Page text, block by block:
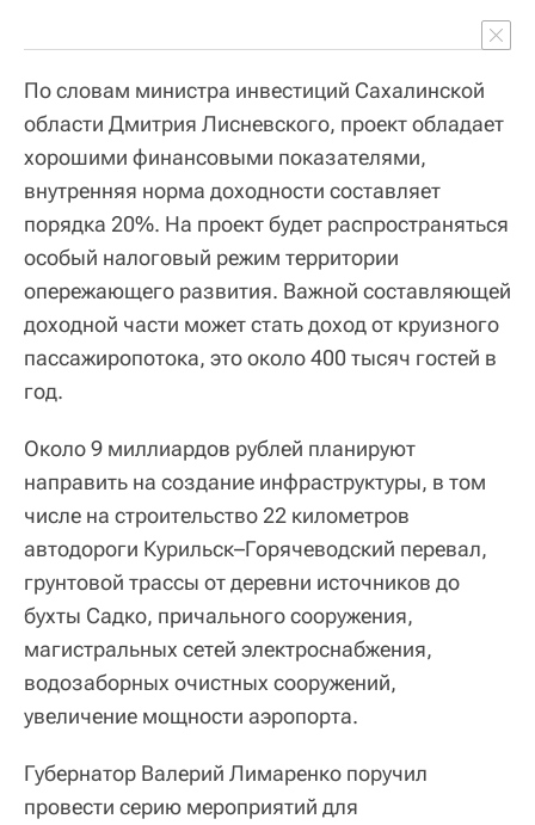
По словам министра инвестиций Сахалинской
области Дмитрия Лисневского, проект обладает
хорошими финансовыми показателями,
внутренняя норма доходности составляет
порядка 20%. На проект будет распространяться
особый налоговый режим территории
опережающего развития. Важной составляющей
доходной части может стать доход от круизного
пассажиропотока, это около 400 тысяч гостей в
год.
Около 9 миллиардов рублей планируют
направить на создание инфраструктуры, в том
числе на строительство 22 километров
автодороги Курильск–Горячеводский перевал,
грунтовой трассы от деревни источников до
бухты Садко, причального сооружения,
магистральных сетей электроснабжения,
водозаборных очистных сооружений,
увеличение мощности аэропорта.
Губернатор Валерий Лимаренко поручил
провести серию мероприятий для